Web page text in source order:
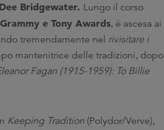
Bridgewater. Lungo il corso
e Tony Awards, è ascesa ai
tremendamente nel rivisitare i
mantenitrice delle tradizioni, dopo
Fagan (1915-1959): To Billie
Keeping Tradition (Polydor/Verve),